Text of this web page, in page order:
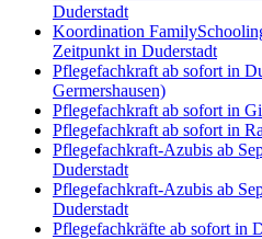
Duderstadt
Koordination
Zeitpunkt in Duderstadt
Pflegefachkraft ab sofort in
Germershausen)
Pflegefachkraft ab sofort in
Pflegefachkraft ab sofort in
Pflegefachkraft-Azubis ab
Duderstadt
Pflegefachkraft-Azubis ab
Duderstadt
Pflegefachkräfte ab sofort in